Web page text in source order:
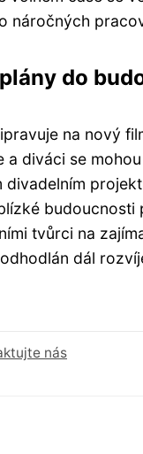
náročných
do
na nový
a diváci se
tvůrci na
dál
nás